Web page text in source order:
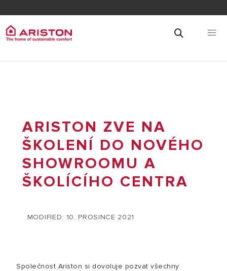
ARISTON ZVE NA
ŠKOLENÍ DO NOVÉHO
SHOWROOMU A
ŠKOLÍCÍHO CENTRA
MODIFIED: 10. PROSINCE 2021
Společnost Ariston si dovoluje pozvat všechny